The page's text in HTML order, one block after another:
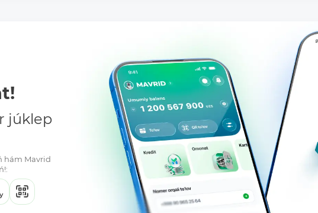
júklep
hám Mavrid